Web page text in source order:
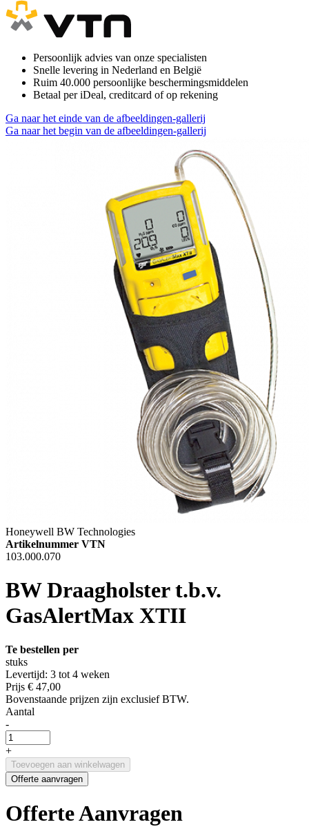
Persoonlijk advies van onze specialisten
Snelle levering in Nederland en België
Ruim 40.000 persoonlijke beschermingsmiddelen
Betaal per iDeal, creditcard of op rekening
Ga naar het einde van de afbeeldingen-gallerij
Ga naar het begin van de afbeeldingen-gallerij
Honeywell BW Technologies
Artikelnummer VTN
103.000.070
BW Draagholster t.b.v.
GasAlertMax XTII
Te bestellen per
stuks
Levertijd: 3 tot 4 weken
Prijs € 47,00
Bovenstaande prijzen zijn exclusief BTW.
Aantal
-
+
Toevoegen aan winkelwagen
Offerte aanvragen
Offerte Aanvragen